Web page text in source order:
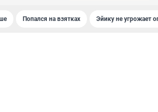
Попался на взятках Эйику не угрожает